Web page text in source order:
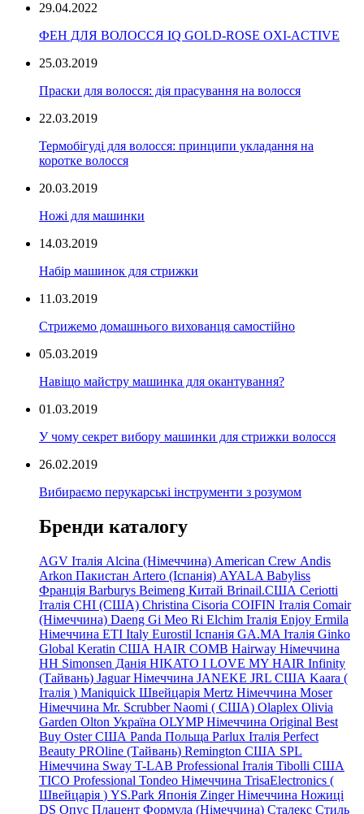
29.04.2022
ФЕН ДЛЯ ВОЛОССЯ IQ GOLD-ROSE OXI-ACTIVE
25.03.2019
Праски для волосся: дія прасування на волосся
22.03.2019
Термобігуді для волосся: принципи укладання на
коротке волосся
20.03.2019
Ножі для машинки
14.03.2019
Набір машинок для стрижки
11.03.2019
Стрижемо домашнього вихованця самостійно
05.03.2019
Навіщо майстру машинка для окантування?
01.03.2019
У чому секрет вибору машинки для стрижки волосся
26.02.2019
Вибираємо перукарські інструменти з розумом
Бренди каталогу
AGV Італія Alcina (Німеччина) American Crew Andis
Arkon Пакистан Artero (Іспанія) AYALA Babyliss
Франція Barburys Beimeng Китай Brinail.США Ceriotti
Італія CHI (США) Christina Cisoria COIFIN Італія Comair
(Німеччина) Daeng Gi Meo Ri Elchim Італія Enjoy Ermila
Німеччина ETI Italy Eurostil Іспанія GA.MA Італія Ginko
Global Keratin США HAIR COMB Hairway Німеччина
HH Simonsen Данія HIKATO I LOVE MY HAIR Infinity
(Тайвань) Jaguar Німеччина JANEKE JRL США Kaara (
Італія ) Maniquick Швейцарія Mertz Німеччина Moser
Німеччина Mr. Scrubber Naomi ( США) Olaplex Olivia
Garden Olton Україна OLYMP Німеччина Original Best
Buy Oster США Panda Польща Parlux Італія Perfect
Beauty PROline (Тайвань) Remington США SPL
Німеччина Sway T-LAB Professional Італія Tibolli США
TICO Professional Tondeo Німеччина TrisaElectronics (
Швейцарія ) YS.Park Японія Zinger Німеччина Ножиці
DS Опус Плацент Формула (Німеччина) Сталекс Стиль